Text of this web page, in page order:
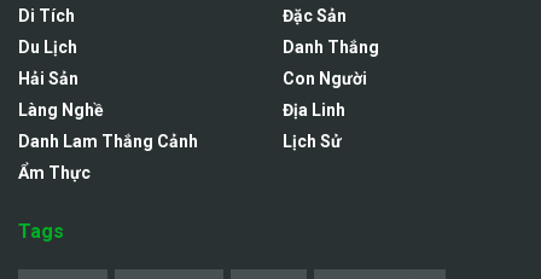
Di Tích
Du Lịch
Hải Sản
Làng Nghề
Danh Lam Thắng Cảnh
Ẩm Thực
Đặc Sản
Danh Thắng
Con Người
Địa Linh
Lịch Sử
Tags